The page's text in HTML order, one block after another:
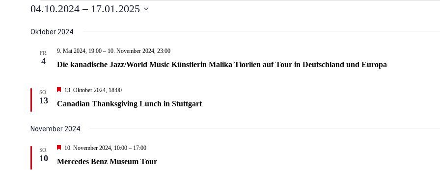
VERANSTALTUNGEN
04.10.2024 – 17.01.2025
wählen.
Oktober 2024
FR.
4 Die kanadische Jazz/World Music Künstlerin Malika Tiorlien auf Tour in Deutschland und Europa
9. Mai 2024, 19:00– 10. November 2024, 23:00
SO.
13 Canadian Thanksgiving Lunch in Stuttgart
Hervorgehoben
13. Oktober 2024, 18:00
November 2024
SO.
10 Mercedes Benz Museum Tour
Hervorgehoben
10. November 2024, 10:00– 17:00